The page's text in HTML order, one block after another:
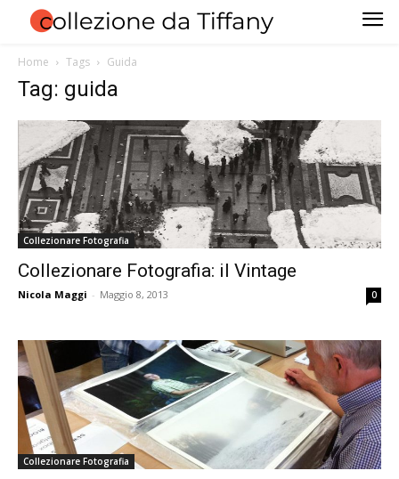
Home Tags Guida
Tag: guida
Collezionare Fotografia
Collezionare Fotografia: il Vintage
Nicola Maggi - Maggio 8, 2013 0
Collezionare Fotografia